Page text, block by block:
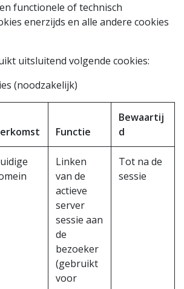
functionele of technisch
enerzijds en alle andere cookies
uitsluitend volgende cookies:
(noodzakelijk)
Functie
Bewaartij
d
Linken
van de
actieve
server
sessie aan
de
bezoeker
(gebruikt
voor
Tot na de
sessie